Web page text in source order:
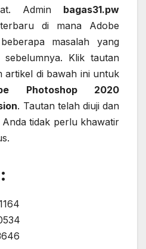
Admin bagas31.pw
di mana Adobe
masalah yang
Klik tautan
artikel di bawah ini untuk
Photoshop 2020
. Tautan telah diuji dan
tidak perlu khawatir